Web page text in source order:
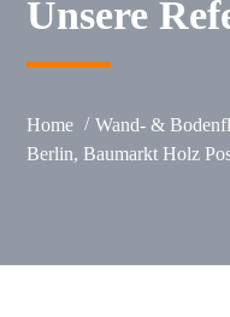
Unsere
Home
Wand- &
Berlin, Baumarkt Holz